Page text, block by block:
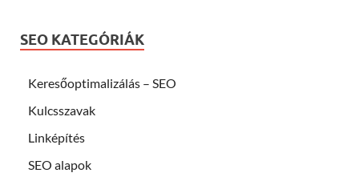
SEO KATEGÓRIÁK
Keresőoptimalizálás – SEO
Kulcsszavak
Linképítés
SEO alapok